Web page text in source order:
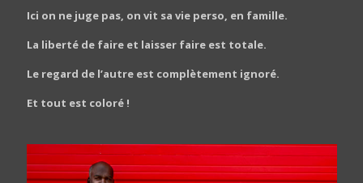
Ici on ne juge pas, on vit sa vie perso, en famille.
La liberté de faire et laisser faire est totale.
Le regard de l’autre est complètement ignoré.
Et tout est coloré !